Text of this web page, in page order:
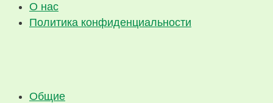
О нас
Политика конфиденциальности
Общие